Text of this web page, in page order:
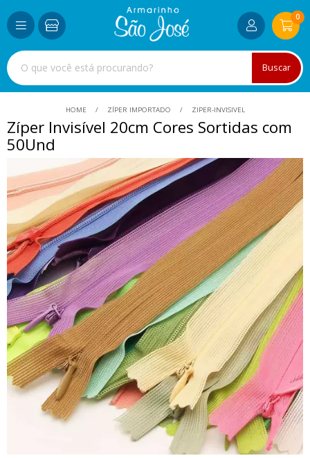
Buscar
0
HOME ZÍPER IMPORTADO ZIPER-INVISIVEL
Zíper Invisível 20cm Cores Sortidas com
50Und